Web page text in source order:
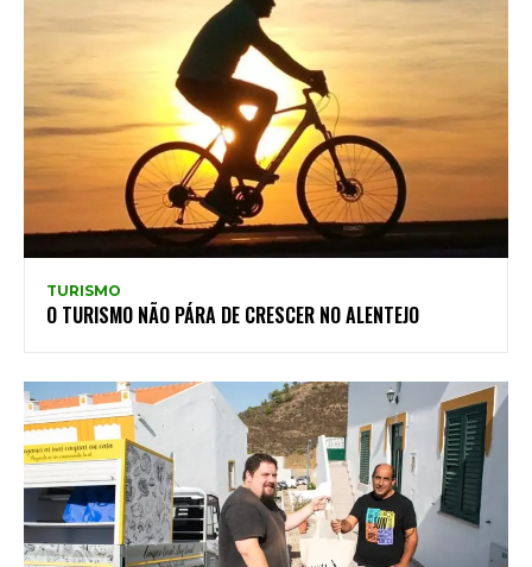
TURISMO
O TURISMO NÃO PÁRA DE CRESCER NO ALENTEJO